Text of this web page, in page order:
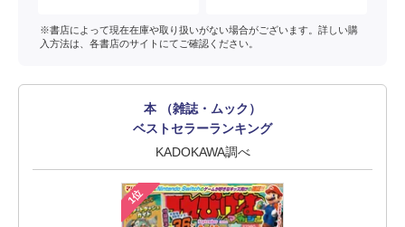
※書店によって現在在庫や取り扱いがない場合がございます。詳しい購
入方法は、各書店のサイトにてご確認ください。
本 （雑誌・ムック）
ベストセラーランキング
KADOKAWA調べ
1位